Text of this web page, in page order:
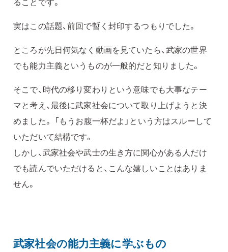
実はこの話題、前回で暫く封印するつもりでした。
ところが先日何気なく動画を見ていたら、武家の世界
でも能力主義というものが一般的だと知りました。
そこで、時代の移り変わりという意味でも大事なテー
マと考え、最後に武家社会について取り上げようと決
めました。 「もうお腹一杯だよ」という方はスルーして
いただいて結構です。
しかし、武家社会や武士の生き方に関心がある人だけ
でも読んでいただけると、こんな嬉しいことはありま
せん。
武家社会の能力主義に学ぶもの